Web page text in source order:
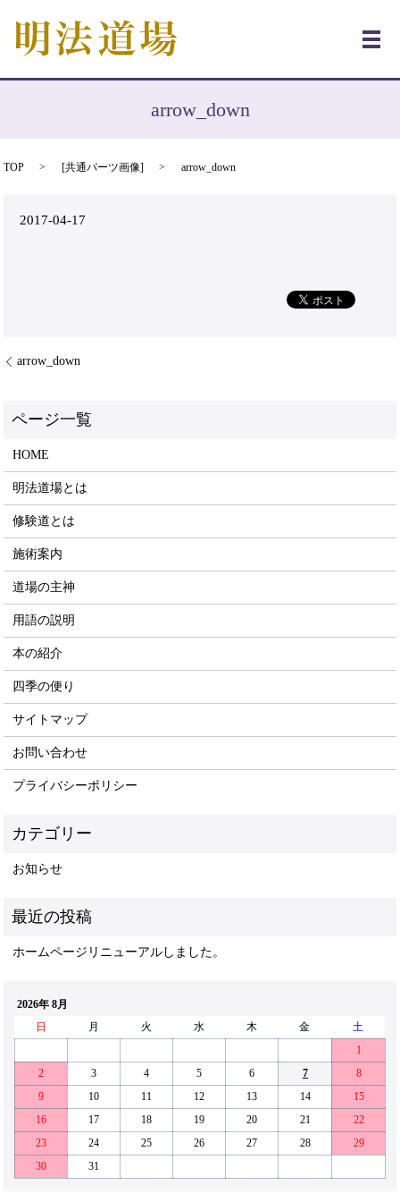
メ
arrow_down
TOP [共通パーツ画像] arrow_down
2017-04-17
arrow_down
HOME
明法道場とは
修験道とは
施術案内
道場の主神
用語の説明
本の紹介
四季の便り
サイトマップ
お問い合わせ
プライバシーポリシー
お知らせ
ホームページリニューアルしました。
2026年 8月
日
月 火 水 木 金
土
1
2
3 4 5 6 7
8
9
10 11 12 13 14
15
16
17 18 19 20 21
22
23
24 25 26 27 28
29
30
31